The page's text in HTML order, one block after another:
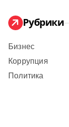
Рубрики
Бизнес
Коррупция
Политика